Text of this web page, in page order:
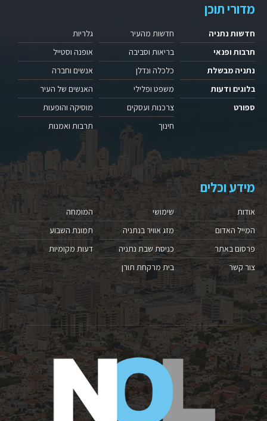
מדורי תוכן
חדשות נתניה
תרבות ופנאי
נתניה מבשלת
בלוגים ודעות
ספורט
חדשות מהעיר
בריאות וסביבה
כלכלה ונדלן
משפט ופלילי
צרכנות ועסקים
חינוך
גלריות
אופנה וסטייל
אנשים וחברה
האנשים של העיר
מוסיקה והופעות
תרבות ואמנות
מידע וכלים
אודות
המייל האדום
פרסום באתר
צור קשר
שימושי
מזג אוויר בנתניה
כניסת שבת נתניה
בית מרקחת תורן
המומחה
תמונת השבוע
דעות מקומיות